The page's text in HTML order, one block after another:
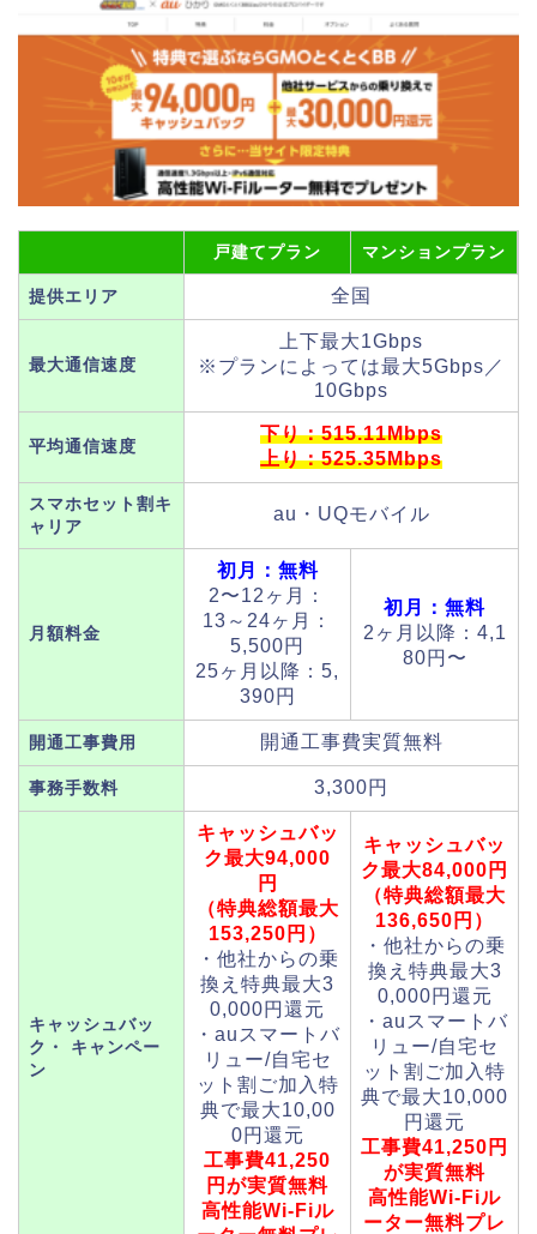
戸建てプラン マンションプラン
提供エリア 全国
最大通信速度
上下最大1Gbps
※プランによっては最大5Gbps／
10Gbps
平均通信速度
下り：515.11Mbps
上り：525.35Mbps
スマホセット割キ
ャリア
au・UQモバイル
月額料金
初月：無料
2〜12ヶ月：
13～24ヶ月：
5,500円
25ヶ月以降：5,
390円
初月：無料
2ヶ月以降：4,1
80円〜
開通工事費用 開通工事費実質無料
事務手数料 3,300円
キャッシュバッ
ク・ キャンペー
ン
キャッシュバッ
ク最大94,000
円
（特典総額最大
153,250円）
・他社からの乗
換え特典最大3
0,000円還元
・auスマートバ
リュー/自宅セ
ット割ご加入特
典で最大10,00
0円還元
工事費41,250
円が実質無料
高性能Wi-Fiル
キャッシュバッ
ク最大84,000円
（特典総額最大
136,650円）
・他社からの乗
換え特典最大3
0,000円還元
・auスマートバ
リュー/自宅セ
ット割ご加入特
典で最大10,000
円還元
工事費41,250円
が実質無料
高性能Wi-Fiル
ーター無料プレ